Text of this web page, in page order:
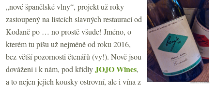
„nové španělské vlny“, projekt už roky
zastoupený na lístcích slavných restaurací od
Kodaně po … no prostě všude! Jméno, o
kterém tu píšu už nejméně od roku 2016,
bez větší pozornosti čtenářů (vy!). Nově jsou
dováženi i k nám, pod křídlyJOJO Wines,
a to nejen jejich kousky ostrovní, ale i vína z